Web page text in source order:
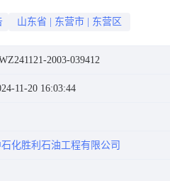
备招标公告
山东省 东营市 东营区
2003-039412
11-20 16:03:44
石化胜利石油工程有限公司